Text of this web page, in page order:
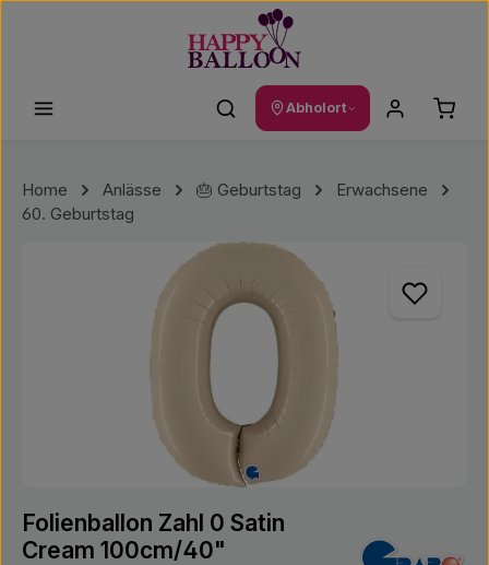
Abholort
Home Anlässe 🎂 Geburtstag
Erwachsene
60. Geburtstag
Bildergalerie überspringen
Folienballon Zahl 0 Satin
Cream 100cm/40"